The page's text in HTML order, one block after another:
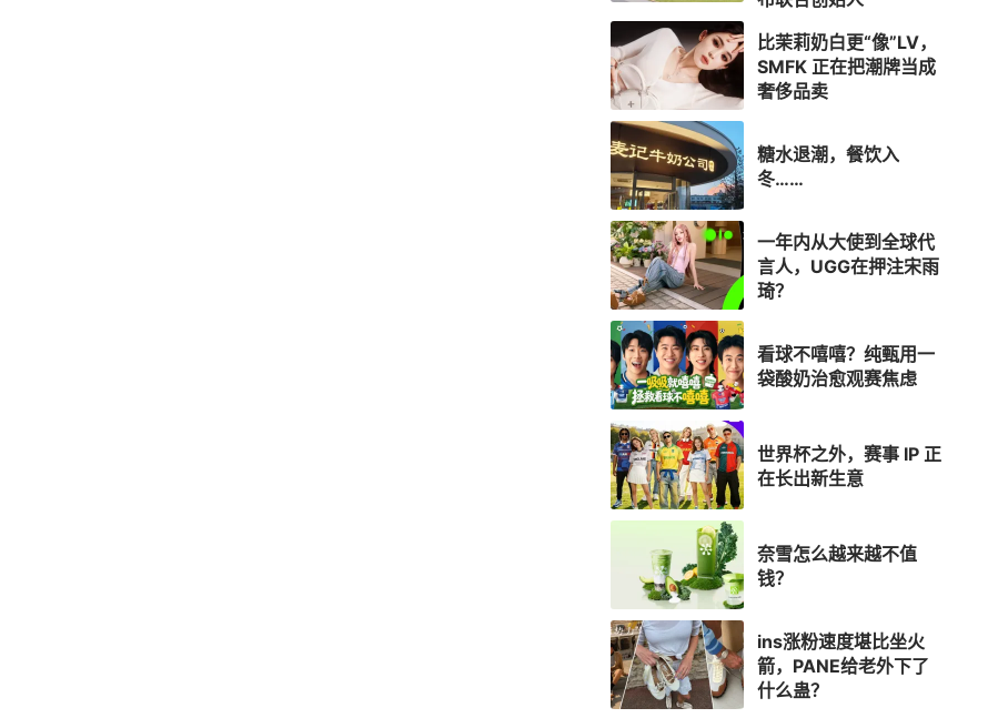
比茉莉奶白更“像”LV，
SMFK 正在把潮牌当成
奢侈品卖
糖水退潮，餐饮入
冬……
一年内从大使到全球代
言人，UGG在押注宋雨
琦？
看球不嘻嘻？纯甄用一
袋酸奶治愈观赛焦虑
世界杯之外，赛事 IP 正
在长出新生意
奈雪怎么越来越不值
钱？
ins涨粉速度堪比坐火
箭，PANE给老外下了
什么蛊？